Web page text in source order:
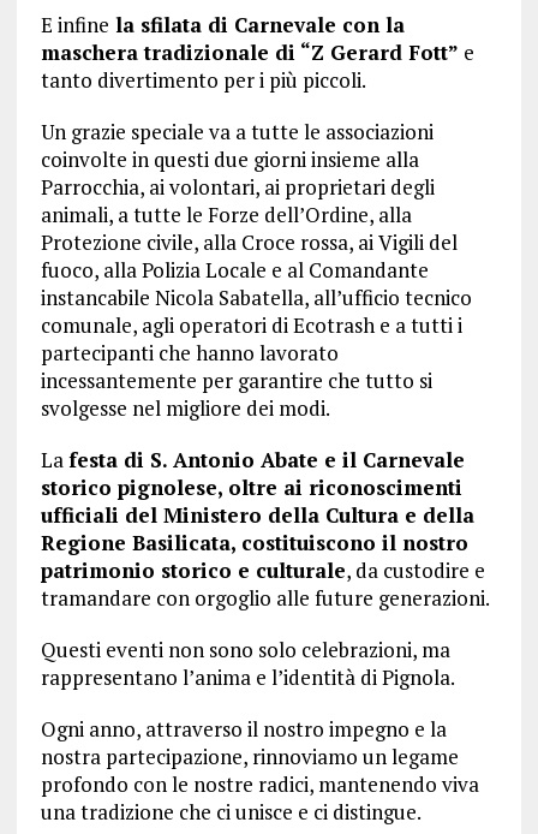
E infine la sfilata di Carnevale con la
maschera tradizionale di “Z Gerard Fott” e
tanto divertimento per i più piccoli.
Un grazie speciale va a tutte le associazioni
coinvolte in questi due giorni insieme alla
Parrocchia, ai volontari, ai proprietari degli
animali, a tutte le Forze dell’Ordine, alla
Protezione civile, alla Croce rossa, ai Vigili del
fuoco, alla Polizia Locale e al Comandante
instancabile Nicola Sabatella, all’ufficio tecnico
comunale, agli operatori di Ecotrash e a tutti i
partecipanti che hanno lavorato
incessantemente per garantire che tutto si
svolgesse nel migliore dei modi.
Lafesta di S. Antonio Abate e il Carnevale
storico pignolese, oltre ai riconoscimenti
ufficiali del Ministero della Cultura e della
Regione Basilicata, costituiscono il nostro
patrimonio storico e culturale, da custodire e
tramandare con orgoglio alle future generazioni.
Questi eventi non sono solo celebrazioni, ma
rappresentano l’anima e l’identità di Pignola.
Ogni anno, attraverso il nostro impegno e la
nostra partecipazione, rinnoviamo un legame
profondo con le nostre radici, mantenendo viva
una tradizione che ci unisce e ci distingue.